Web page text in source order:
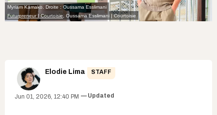
Myriam Kamako. Droite : Oussama Esslimani
Futurpreneur | Courtoisie , Oussama Esslimani | Courtoisie
Elodie Lima STAFF
Jun 01, 2026, 12:40 PM Updated